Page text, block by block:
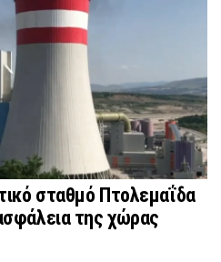
σταθμό Πτολεμαΐδα
της χώρας